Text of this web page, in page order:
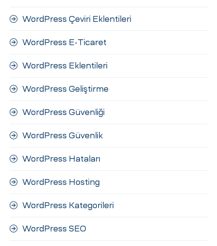
WordPress Çeviri Eklentileri
WordPress E-Ticaret
WordPress Eklentileri
WordPress Geliştirme
WordPress Güvenliği
WordPress Güvenlik
WordPress Hataları
WordPress Hosting
WordPress Kategorileri
WordPress SEO